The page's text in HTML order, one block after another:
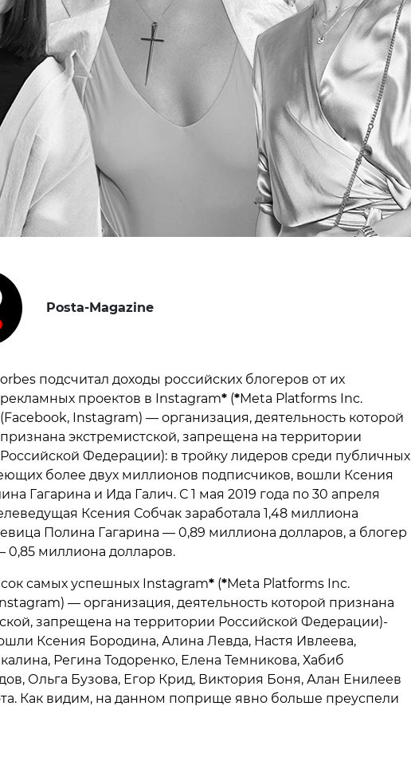
Posta-Magazine
orbes подсчитал доходы российских блогеров от их
рекламных проектов в Instagram*(*Meta Platforms Inc.
(Facebook, Instagram) — организация, деятельность которой
признана экстремистской, запрещена на территории
Российской Федерации): в тройку лидеров среди публичных
более двух миллионов подписчиков, вошли Ксения
Гагарина и Ида Галич. С 1 мая 2019 года по 30 апреля
Ксения Собчак заработала 1,48 миллиона
Полина Гагарина — 0,89 миллиона долларов, а блогер
0,85 миллиона долларов.
самых успешных Instagram*(*Meta Platforms Inc.
— организация, деятельность которой признана
запрещена на территории Российской Федерации)-
Ксения Бородина, Алина Левда, Настя Ивлеева,
Регина Тодоренко, Елена Темникова, Хабиб
Ольга Бузова, Егор Крид, Виктория Боня, Алан Енилеев
Как видим, на данном поприще явно больше преуспели